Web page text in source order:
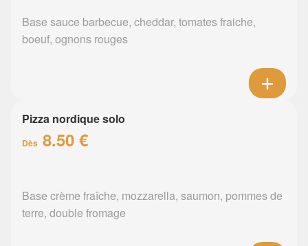
Base sauce barbecue, cheddar, tomates fraiche,
boeuf, ognons rouges
Pizza nordique solo
Dès 8.50 €
Base crème fraîche, mozzarella, saumon, pommes de
terre, double fromage